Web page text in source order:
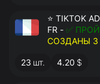
⭐ TIKTOK
FR - ✅
СОЗДАНЫ 3
ДОСТУП К
ПЕРЕДАЧА
23 шт. 4.20 $